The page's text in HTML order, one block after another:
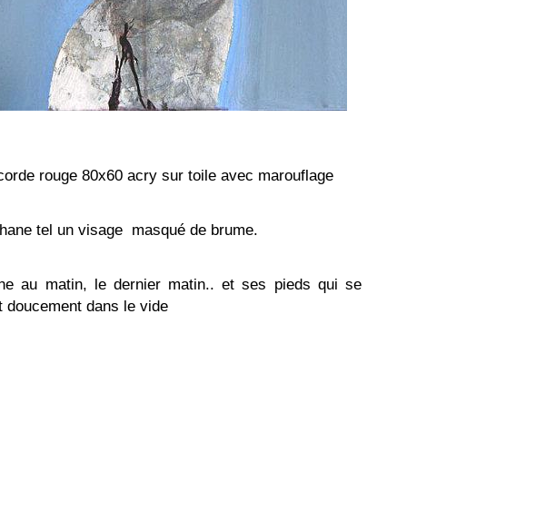
rouge 80x60 acry sur toile avec marouflage
tel un visage masqué de brume.
au matin, le dernier matin.. et ses pieds qui se
doucement dans le vide